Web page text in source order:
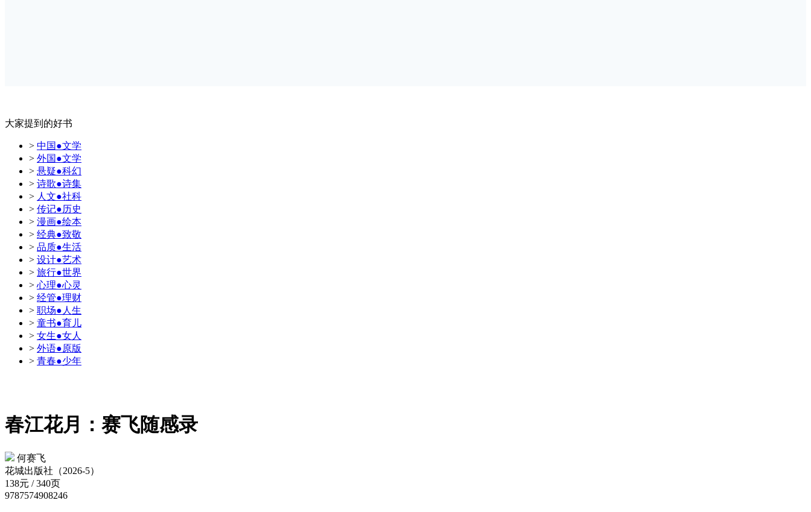
大家提到的好书
> 中国●文学
> 外国●文学
> 悬疑●科幻
> 诗歌●诗集
> 人文●社科
> 传记●历史
> 漫画●绘本
> 经典●致敬
> 品质●生活
> 设计●艺术
> 旅行●世界
> 心理●心灵
> 经管●理财
> 职场●人生
> 童书●育儿
> 女生●女人
> 外语●原版
> 青春●少年
春江花月：赛飞随感录
何赛飞
花城出版社（2026-5）
138元 / 340页
9787574908246